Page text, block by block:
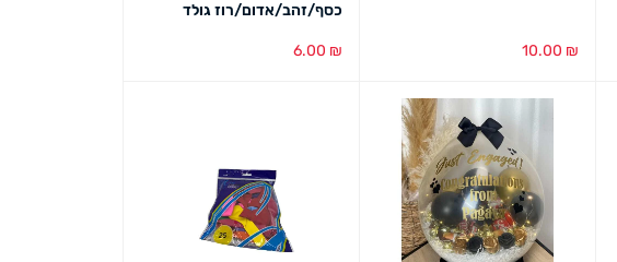
10.00 ₪
כסף/זהב/אדום/רוז גולד
6.00 ₪